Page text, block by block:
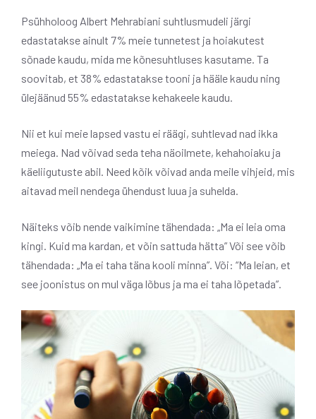
Psühholoog Albert Mehrabiani suhtlusmudeli järgi
edastatakse ainult 7% meie tunnetest ja hoiakutest
sõnade kaudu, mida me kõnesuhtluses kasutame. Ta
soovitab, et 38% edastatakse tooni ja hääle kaudu ning
ülejäänud 55% edastatakse kehakeele kaudu.
Nii et kui meie lapsed vastu ei räägi, suhtlevad nad ikka
meiega. Nad võivad seda teha näoilmete, kehahoiaku ja
käeliigutuste abil. Need kõik võivad anda meile vihjeid, mis
aitavad meil nendega ühendust luua ja suhelda.
Näiteks võib nende vaikimine tähendada: „Ma ei leia oma
kingi. Kuid ma kardan, et võin sattuda hätta” Või see võib
tähendada: „Ma ei taha täna kooli minna”. Või: “Ma leian, et
see joonistus on mul väga lõbus ja ma ei taha lõpetada”.